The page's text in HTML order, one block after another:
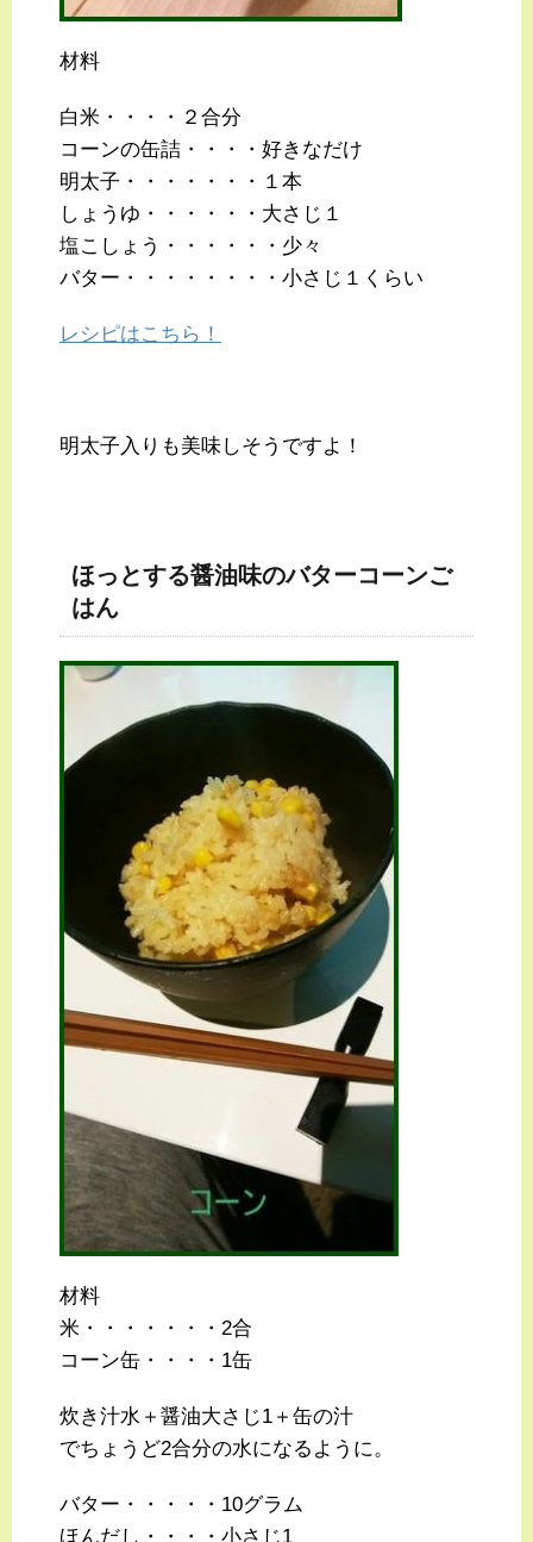
材料
白米・・・・２合分
コーンの缶詰・・・・好きなだけ
明太子・・・・・・・１本
しょうゆ・・・・・・大さじ１
塩こしょう・・・・・・少々
バター・・・・・・・・小さじ１くらい
レシピはこちら！
明太子入りも美味しそうですよ！
ほっとする醤油味のバターコーンご
はん
材料
米・・・・・・・2合
コーン缶・・・・1缶
炊き汁水＋醤油大さじ1＋缶の汁
でちょうど2合分の水になるように。
バター・・・・・10グラム
ほんだし・・・・小さじ1